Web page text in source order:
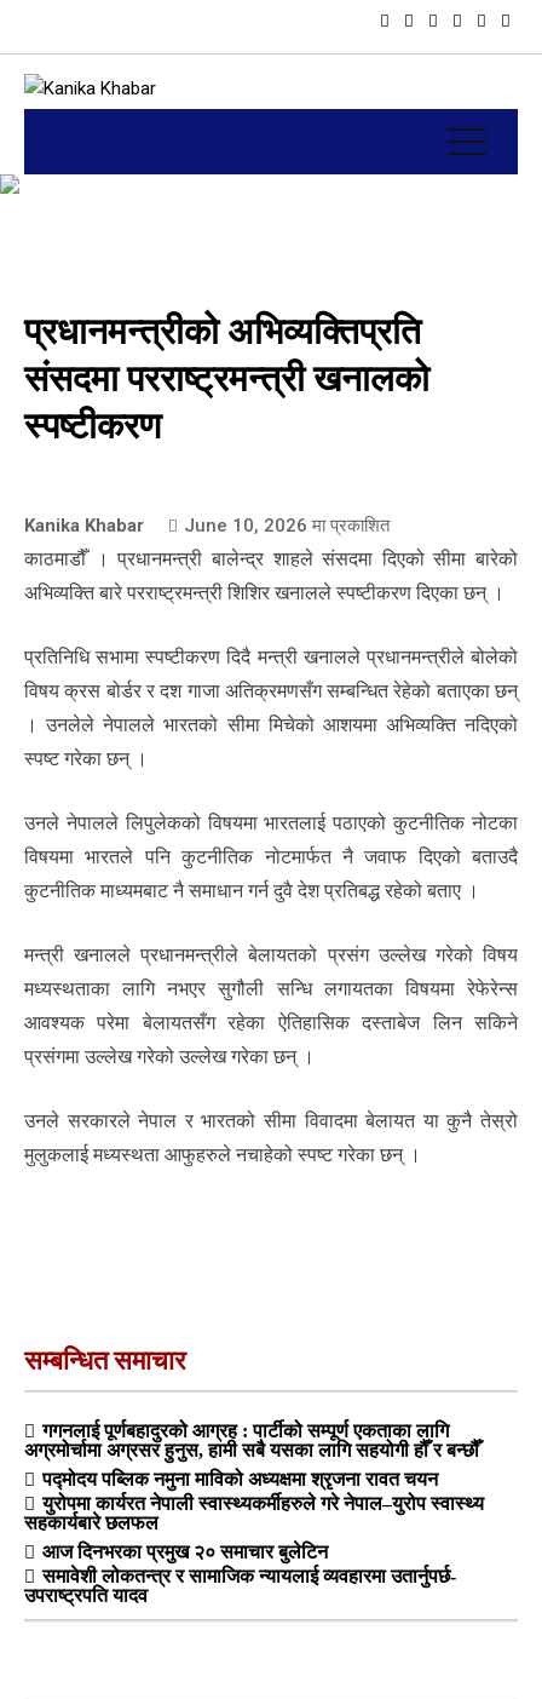
प्रधानमन्त्रीको अभिव्यक्तिप्रति
संसदमा परराष्ट्रमन्त्री खनालको
स्पष्टीकरण
Kanika Khabar June 10, 2026 मा प्रकाशित
काठमाडौँ । प्रधानमन्त्री बालेन्द्र शाहले संसदमा दिएको सीमा बारेको
अभिव्यक्ति बारे परराष्ट्रमन्त्री शिशिर खनालले स्पष्टीकरण दिएका छन् ।
प्रतिनिधि सभामा स्पष्टीकरण दिदै मन्त्री खनालले प्रधानमन्त्रीले बोलेको
विषय क्रस बोर्डर र दश गाजा अतिक्रमणसँग सम्बन्धित रेहेको बताएका छन्
। उनलेले नेपालले भारतको सीमा मिचेको आशयमा अभिव्यक्ति नदिएको
स्पष्ट गरेका छन् ।
उनले नेपालले लिपुलेकको विषयमा भारतलाई पठाएको कुटनीतिक नोटका
विषयमा भारतले पनि कुटनीतिक नोटमार्फत नै जवाफ दिएको बताउदै
कुटनीतिक माध्यमबाट नै समाधान गर्न दुवै देश प्रतिबद्ध रहेको बताए ।
मन्त्री खनालले प्रधानमन्त्रीले बेलायतको प्रसंग उल्लेख गरेको विषय
मध्यस्थताका लागि नभएर सुगौली सन्धि लगायतका विषयमा रेफेरेन्स
आवश्यक परेमा बेलायतसँग रहेका ऐतिहासिक दस्ताबेज लिन सकिने
प्रसंगमा उल्लेख गरेको उल्लेख गरेका छन् ।
उनले सरकारले नेपाल र भारतको सीमा विवादमा बेलायत या कुनै तेस्रो
मुलुकलाई मध्यस्थता आफुहरुले नचाहेको स्पष्ट गरेका छन् ।
सम्बन्धित समाचार
गगनलाई पूर्णबहादुरको आग्रह : पार्टीको सम्पूर्ण एकताका लागि
अग्रमोर्चामा अग्रसर हुनुस, हामी सबै यसका लागि सहयोगी हौँ र बन्छौँ
पद्मोदय पब्लिक नमुना माविको अध्यक्षमा श्रृजना रावत चयन
युरोपमा कार्यरत नेपाली स्वास्थ्यकर्मीहरुले गरे नेपाल–युरोप स्वास्थ्य
सहकार्यबारे छलफल
आज दिनभरका प्रमुख २० समाचार बुलेटिन
समावेशी लोकतन्त्र र सामाजिक न्यायलाई व्यवहारमा उतार्नुपर्छ-
उपराष्ट्रपति यादव